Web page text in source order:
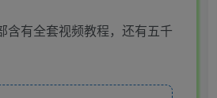
含有全套视频教程，还有五千